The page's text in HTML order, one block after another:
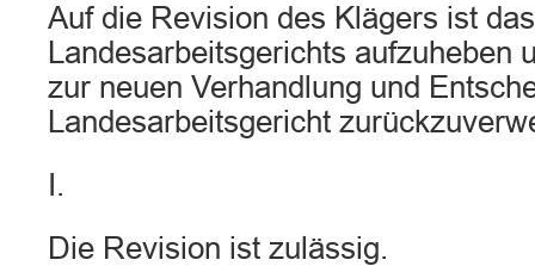
Auf die Revision des Klägers ist
Landesarbeitsgerichts aufzuheben
zur neuen Verhandlung und
Landesarbeitsgericht
I.
Die Revision ist zulässig.